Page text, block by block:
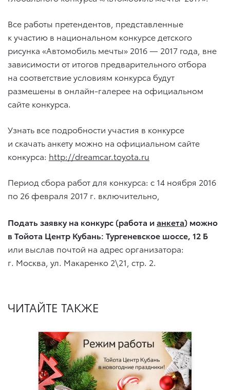
Все работы претендентов, представленные
к участию в национальном конкурсе детского
рисунка «Автомобиль мечты» 2016 — 2017 года, вне
зависимости от итогов предварительного отбора
на соответствие условиям конкурса будут
размешены в онлайн-галерее на официальном
сайте конкурса.
Узнать все подробности участия в конкурсе
и скачать анкету можно на официальном сайте
конкурса: http://dreamcar.toyota.ru
Период сбора работ для конкурса: с 14 ноября 2016
по 26 февраля 2017 г. включительно,
Подать заявку на конкурс (работа ианкета) можно
в Тойота Центр Кубань: Тургеневское шоссе, 12 Б
или выслав почтой на адрес организатора:
г. Москва, ул. Макаренко 2\21, стр. 2.
ЧИТАЙТЕ ТАКЖЕ